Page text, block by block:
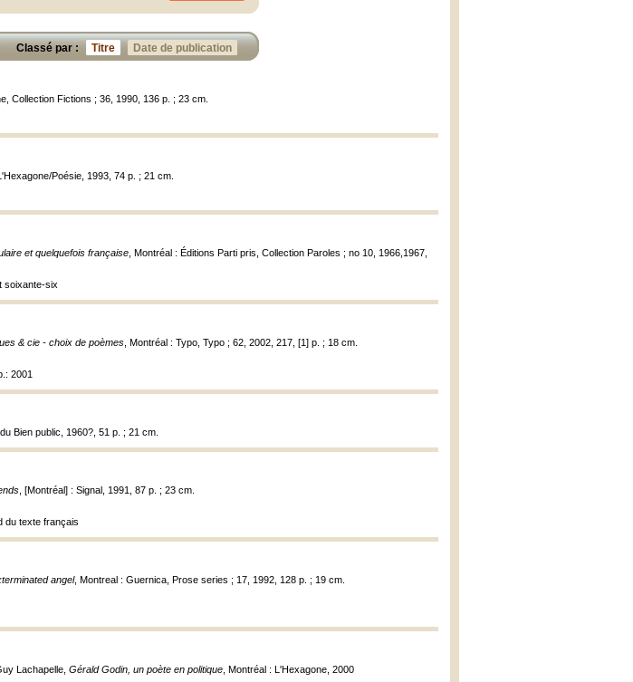
Classé par : Titre Date de publication
Collection Fictions ; 36, 1990, 136 p. ; 23 cm.
Poésie, 1993, 74 p. ; 21 cm.
et quelquefois française , Montréal : Éditions Parti pris, Collection Paroles ; no 10, 1966,1967,
soixante-six
& cie - choix de poèmes , Montréal : Typo, Typo ; 62, 2002, 217, [1] p. ; 18 cm.
2001
Bien public, 1960?, 51 p. ; 21 cm.
, [Montréal] : Signal, 1991, 87 p. ; 23 cm.
du texte français
angel, Montreal : Guernica, Prose series ; 17, 1992, 128 p. ; 19 cm.
Lachapelle, Gérald Godin, un poète en politique , Montréal : L'Hexagone, 2000